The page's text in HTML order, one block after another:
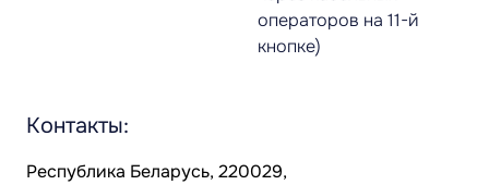
операторов на 11-й
кнопке)
Контакты:
Республика Беларусь, 220029,